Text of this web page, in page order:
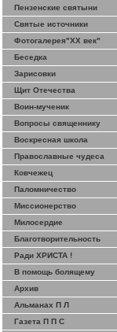
Пензенские святыни
Святые источники
Фотогалерея"ХХ век"
Беседка
Зарисовки
Щит Отечества
Воин-мученик
Вопросы священнику
Воскресная школа
Православные чудеса
Ковчежец
Паломничество
Миссионерство
Милосердие
Благотворительность
Ради ХРИСТА !
В помощь болящему
Архив
Альманах П Л
Газета П П С